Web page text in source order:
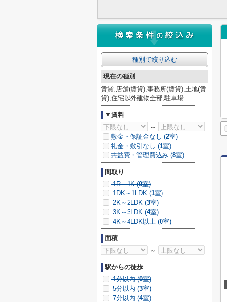
種別で絞り込む
現在の種別
賃貸,店舗(賃貸),事務所(賃貸),土地(賃
貸),住宅以外建物全部,駐車場
▼賃料
～
敷金・保証金なし (2室)
礼金・敷引なし (1室)
共益費・管理費込み (8室)
間取り
1R～1K (0室)
1DK～1LDK (1室)
2K～2LDK (3室)
3K～3LDK (4室)
4K～4LDK以上 (0室)
面積
～
駅からの徒歩
1分以内 (0室)
5分以内 (3室)
7分以内 (4室)